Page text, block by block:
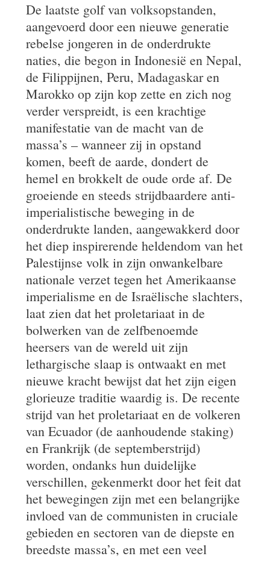
De laatste golf van volksopstanden,
aangevoerd door een nieuwe generatie
rebelse jongeren in de onderdrukte
naties, die begon in Indonesië en Nepal,
de Filippijnen, Peru, Madagaskar en
Marokko op zijn kop zette en zich nog
verder verspreidt, is een krachtige
manifestatie van de macht van de
massa’s – wanneer zij in opstand
komen, beeft de aarde, dondert de
hemel en brokkelt de oude orde af. De
groeiende en steeds strijdbaardere anti-
imperialistische beweging in de
onderdrukte landen, aangewakkerd door
het diep inspirerende heldendom van het
Palestijnse volk in zijn onwankelbare
nationale verzet tegen het Amerikaanse
imperialisme en de Israëlische slachters,
laat zien dat het proletariaat in de
bolwerken van de zelfbenoemde
heersers van de wereld uit zijn
lethargische slaap is ontwaakt en met
nieuwe kracht bewijst dat het zijn eigen
glorieuze traditie waardig is. De recente
strijd van het proletariaat en de volkeren
van Ecuador (de aanhoudende staking)
en Frankrijk (de septemberstrijd)
worden, ondanks hun duidelijke
verschillen, gekenmerkt door het feit dat
het bewegingen zijn met een belangrijke
invloed van de communisten in cruciale
gebieden en sectoren van de diepste en
breedste massa’s, en met een veel